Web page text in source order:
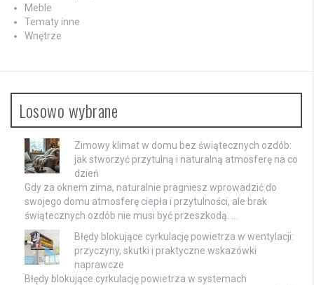
Meble
Tematy inne
Wnętrze
Losowo wybrane
Zimowy klimat w domu bez świątecznych ozdób:
jak stworzyć przytulną i naturalną atmosferę na co
dzień
Gdy za oknem zima, naturalnie pragniesz wprowadzić do
swojego domu atmosferę ciepła i przytulności, ale brak
świątecznych ozdób nie musi być przeszkodą. …
Błędy blokujące cyrkulację powietrza w wentylacji:
przyczyny, skutki i praktyczne wskazówki
naprawcze
Błędy blokujące cyrkulację powietrza w systemach